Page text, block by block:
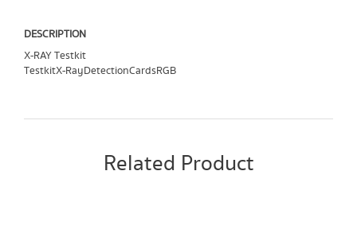
DESCRIPTION
X-RAY Testkit
Testkit X-RayDetection Cards RGB
Related Product